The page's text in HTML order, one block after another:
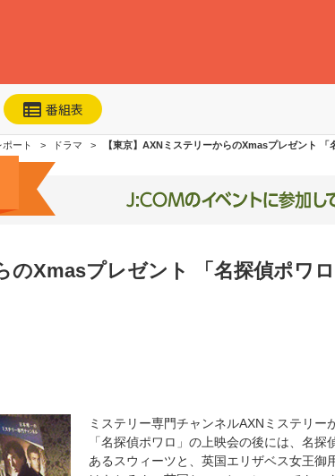
番組表
日のおすすめ ネット動画
外ドラマ 国内ドラマ ア
ート ドラマ 【東京】AXNミステリーからのXmasプレゼント
のXmasプレゼント 「名探偵ポワ
ミステリー専門チャンネルAXNミステリー
「名探偵ポワロ」の上映会の後には、名
あるスウィーツと、英国エリザベス女王御